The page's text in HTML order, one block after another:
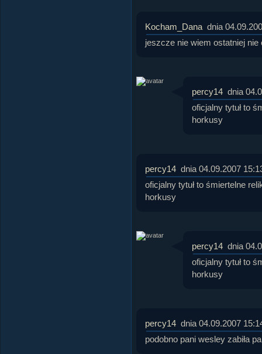
Kocham_Dana dnia
jeszcze nie wiem ostatniej nie
percy14 dnia
oficjalny tytuł to
horkusy
percy14 dnia 04.09.2007
oficjalny tytuł to śmiertelne
horkusy
percy14 dnia
oficjalny tytuł to
horkusy
percy14 dnia 04.09.2007
podobno pani wesley zabiła